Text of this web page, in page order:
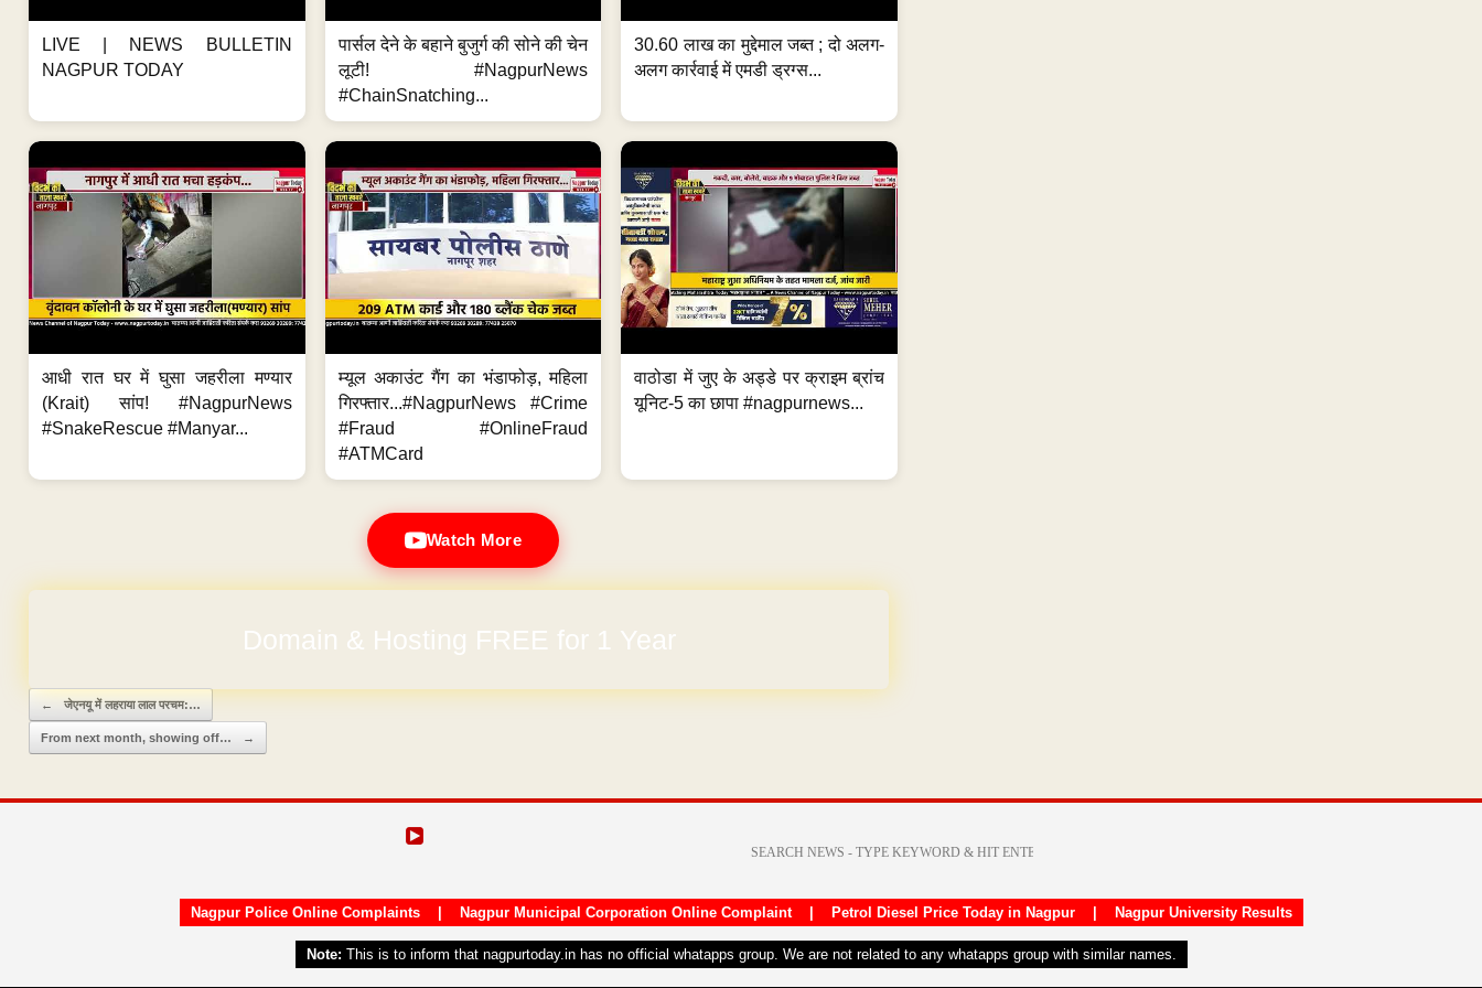
LIVE | NEWS BULLETIN
NAGPUR TODAY
पार्सल देने के बहाने बुजुर्ग की सोने की चेन
लूटी! #NagpurNews
#ChainSnatching...
30.60 लाख का मुद्देमाल जब्त ; दो अलग-
अलग कार्रवाई में एमडी ड्रग्स...
आधी रात घर में घुसा जहरीला मण्यार
(Krait) सांप! #NagpurNews
#SnakeRescue #Manyar...
म्यूल अकाउंट गैंग का भंडाफोड़, महिला
गिरफ्तार...#NagpurNews #Crime
#Fraud #OnlineFraud
#ATMCard
वाठोडा में जुए के अड्डे पर क्राइम ब्रांच
यूनिट-5 का छापा #nagpurnews...
Watch More
Domain & Hosting FREE for 1 Year
Post navigation
← जेएनयू में लहराया लाल परचम:…
From next month, showing off… →
Nagpur Police Online Complaints| Nagpur Municipal Corporation Online Complaint| Petrol Diesel Price Today in Nagpur| Nagpur University Results
Note: This is to inform that nagpurtoday.in has no official whatapps group. We are not related to any whatapps group with similar names.